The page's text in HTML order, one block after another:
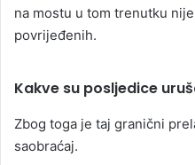
na mostu u tom trenutku
povrijeđenih.
Kakve su posljedice
Zbog toga je taj granični
saobraćaj.